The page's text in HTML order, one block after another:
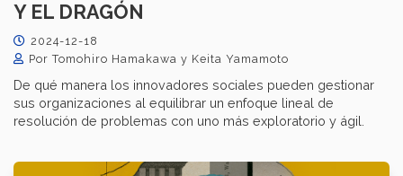
Y EL DRAGÓN
2024-12-18
Por Tomohiro Hamakawa y Keita Yamamoto
De qué manera los innovadores sociales pueden gestionar
sus organizaciones al equilibrar un enfoque lineal de
resolución de problemas con uno más exploratorio y ágil.